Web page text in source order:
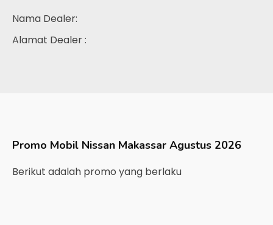
Nama Dealer:
Alamat Dealer :
Promo Mobil Nissan Makassar Agustus 2026
Berikut adalah promo yang berlaku